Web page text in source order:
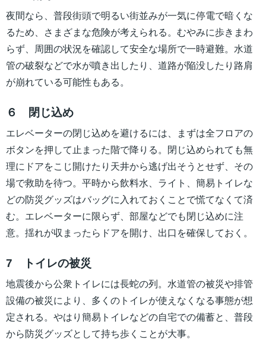
夜間なら、普段街頭で明るい街並みが一気に停電で暗くな
るため、さまざまな危険が考えられる。むやみに歩きまわ
らず、周囲の状況を確認して安全な場所で一時避難。水道
管の破裂などで水が噴き出したり、道路が陥没したり路肩
が崩れている可能性もある。
６ 閉じ込め
エレベーターの閉じ込めを避けるには、まずは全フロアの
ボタンを押して止まった階で降りる。閉じ込められても無
理にドアをこじ開けたり天井から逃げ出そうとせず、その
場で救助を待つ。平時から飲料水、ライト、簡易トイレな
どの防災グッズはバッグに入れておくことで慌てなくて済
む。エレベーターに限らず、部屋などでも閉じ込めに注
意。揺れが収まったらドアを開け、出口を確保しておく。
7 トイレの被災
地震後から公衆トイレには長蛇の列。水道管の被災や排管
設備の被災により、多くのトイレが使えなくなる事態が想
定される。やはり簡易トイレなどの自宅での備蓄と、普段
から防災グッズとして持ち歩くことが大事。